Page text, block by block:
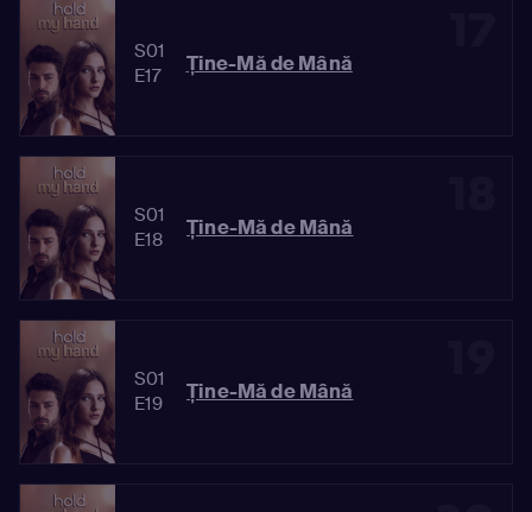
S01
E17
Ține-Mă de Mână
S01
E18
Ține-Mă de Mână
S01
E19
Ține-Mă de Mână